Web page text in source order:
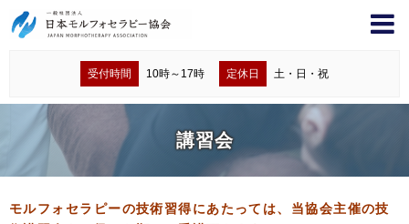
受付時間 10時～17時 定休日 土・日・祝
講習会
モルフォセラピーの技術習得にあたっては、当協会主催の技